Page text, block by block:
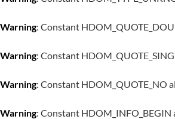
Warning: Constant
Warning: Constant
Warning: Constant HDOM_QUOTE_NO
Warning: Constant HDOM_INFO_BEGIN